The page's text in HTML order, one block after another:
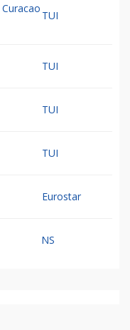
TUI
TUI
TUI
TUI
Eurostar
NS